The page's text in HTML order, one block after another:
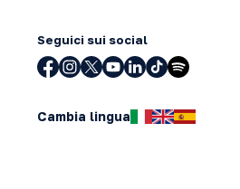
Seguici sui social
Cambia lingua